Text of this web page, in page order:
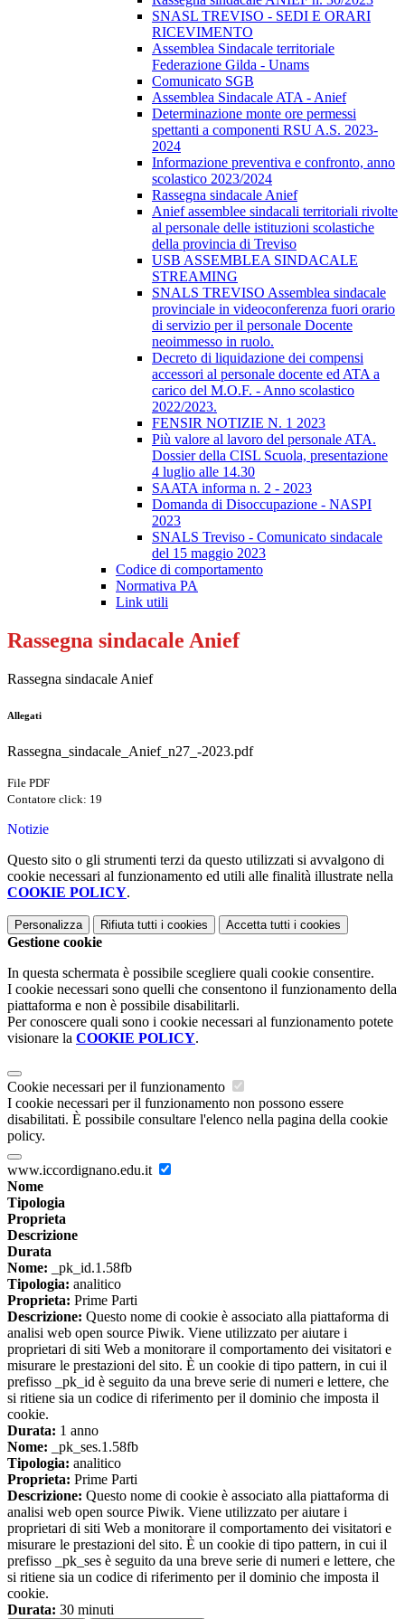
SNASL TREVISO - SEDI E ORARI
RICEVIMENTO
Assemblea Sindacale territoriale
Federazione Gilda - Unams
Comunicato SGB
Assemblea Sindacale ATA - Anief
Determinazione monte ore permessi
spettanti a componenti RSU A.S. 2023-
2024
Informazione preventiva e confronto, anno
scolastico 2023/2024
Rassegna sindacale Anief
Anief assemblee sindacali territoriali rivolte
al personale delle istituzioni scolastiche
della provincia di Treviso
USB ASSEMBLEA SINDACALE
STREAMING
SNALS TREVISO Assemblea sindacale
provinciale in videoconferenza fuori orario
di servizio per il personale Docente
neoimmesso in ruolo.
Decreto di liquidazione dei compensi
accessori al personale docente ed ATA a
carico del M.O.F. - Anno scolastico
2022/2023.
FENSIR NOTIZIE N. 1 2023
Più valore al lavoro del personale ATA.
Dossier della CISL Scuola, presentazione
4 luglio alle 14.30
SAATA informa n. 2 - 2023
Domanda di Disoccupazione - NASPI
2023
SNALS Treviso - Comunicato sindacale
del 15 maggio 2023
Codice di comportamento
Normativa PA
Link utili
Rassegna sindacale Anief
Rassegna sindacale Anief
Allegati
Rassegna_sindacale_Anief_n27_-2023.pdf
File PDF
Contatore click: 19
Notizie
Questo sito o gli strumenti terzi da questo utilizzati si avvalgono di
cookie necessari al funzionamento ed utili alle finalità illustrate nella
COOKIE POLICY.
Personalizza Rifiuta tutti i cookies Accetta tutti i cookies
Gestione cookie
In questa schermata è possibile scegliere quali cookie consentire.
I cookie necessari sono quelli che consentono il funzionamento della
piattaforma e non è possibile disabilitarli.
Per conoscere quali sono i cookie necessari al funzionamento potete
visionare la COOKIE POLICY.
Cookie necessari per il funzionamento
I cookie necessari per il funzionamento non possono essere
disabilitati. È possibile consultare l'elenco nella pagina della cookie
policy.
www.iccordignano.edu.it
Nome
Tipologia
Proprieta
Descrizione
Durata
Nome: _pk_id.1.58fb
Tipologia: analitico
Proprieta: Prime Parti
Descrizione: Questo nome di cookie è associato alla piattaforma di
analisi web open source Piwik. Viene utilizzato per aiutare i
proprietari di siti Web a monitorare il comportamento dei visitatori e
misurare le prestazioni del sito. È un cookie di tipo pattern, in cui il
prefisso _pk_id è seguito da una breve serie di numeri e lettere, che
si ritiene sia un codice di riferimento per il dominio che imposta il
cookie.
Durata: 1 anno
Nome: _pk_ses.1.58fb
Tipologia: analitico
Proprieta: Prime Parti
Descrizione: Questo nome di cookie è associato alla piattaforma di
analisi web open source Piwik. Viene utilizzato per aiutare i
proprietari di siti Web a monitorare il comportamento dei visitatori e
misurare le prestazioni del sito. È un cookie di tipo pattern, in cui il
prefisso _pk_ses è seguito da una breve serie di numeri e lettere, che
si ritiene sia un codice di riferimento per il dominio che imposta il
cookie.
Durata: 30 minuti